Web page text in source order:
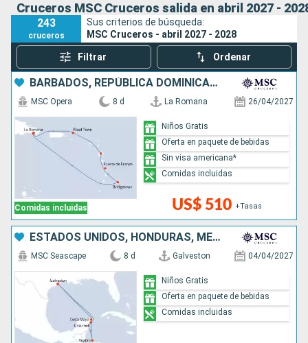
Cruceros MSC Cruceros salida en abril 2027 -
243
cruceros
Sus criterios de búsqueda:
MSC Cruceros - abril 2027 - 2028
Filtrar Ordenar
BARBADOS, REPÚBLICA DOMINICANA
Comidas incluidas
MSC Opera 8 d La Romana 26/04/2027
US$ 510 +Tasas
Niños Gratis
Oferta en paquete de bebidas
Sin visa americana*
Comidas incluidas
ESTADOS UNIDOS, HONDURAS, MÉXICO
MSC Seascape 8 d Galveston 04/04/2027
Niños Gratis
Oferta en paquete de bebidas
Comidas incluidas